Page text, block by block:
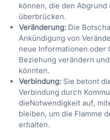
können, die den
überbrücken.
Veränderung: Die
Ankündigung von
neue Informationen oder
Beziehung verändern
könnten.
Verbindung: Sie betont
Verbindung durch
dieNotwendigkeit auf,
bleiben, um die Flamme
erhalten.